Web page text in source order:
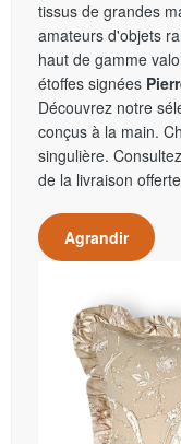
tissus de grandes
amateurs d'objets
haut de gamme
étoffes signées
Découvrez notre
conçus à la main.
singulière.
de la livraison
Agrandir